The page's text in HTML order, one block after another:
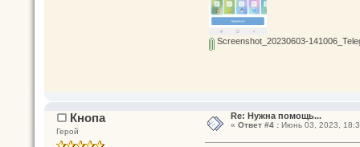
Screenshot_20230603-
Кнопа
Герой
Re: Нужна помощь...
« Ответ #4 :Июнь 03, 2023,